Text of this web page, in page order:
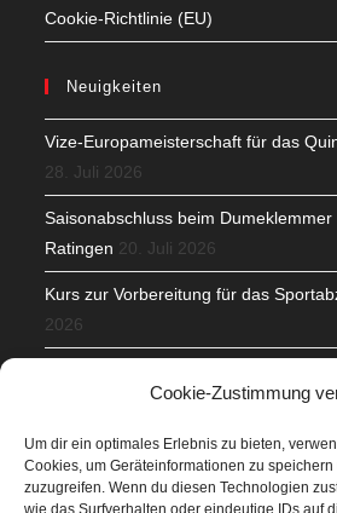
Cookie-Zustimmung
Um dir ein optimales Erlebnis zu bieten,
Cookies, um Geräteinformationen zu
zuzugreifen. Wenn du diesen Technologien
wie das Surfverhalten oder eindeutige IDs auf
Cookie-Richtlinie (EU)
Neuigkeiten
Vize-Europameisterschaft für das
28. Juli 2026
Saisonabschluss beim Dumeklemmer
Ratingen 20. Juli 2026
Kurs zur Vorbereitung für das
2026
Veranstaltungen